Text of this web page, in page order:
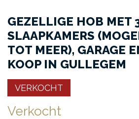
GEZELLIGE HOB MET
SLAAPKAMERS
TOT MEER), GARAGE
KOOP IN GULLEGEM
VERKOCHT
Verkocht